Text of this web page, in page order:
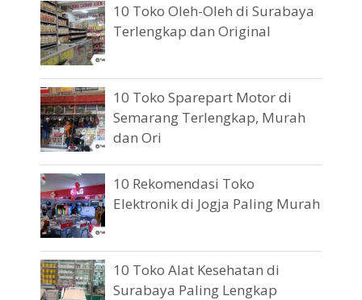
10 Toko Oleh-Oleh di Surabaya
Terlengkap dan Original
10 Toko Sparepart Motor di
Semarang Terlengkap, Murah
dan Ori
10 Rekomendasi Toko
Elektronik di Jogja Paling Murah
10 Toko Alat Kesehatan di
Surabaya Paling Lengkap